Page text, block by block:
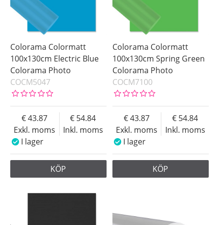
Colorama Colormatt
100x130cm Electric Blue
Colorama Photo
COCM5047
Exkl. moms
43.87
Inkl. moms
54.84
I lager
KÖP
Colorama Colormatt
100x130cm Spring Green
Colorama Photo
COCM7100
Exkl. moms
43.87
Inkl. moms
54.84
I lager
KÖP